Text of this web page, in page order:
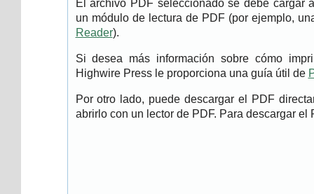
El archivo PDF seleccionado se debe cargar
un módulo de lectura de PDF (por ejemplo,
Reader).
Si desea más información sobre cómo
Highwire Press le proporciona una guía útil de
Por otro lado, puede descargar el PDF
abrirlo con un lector de PDF. Para descargar el